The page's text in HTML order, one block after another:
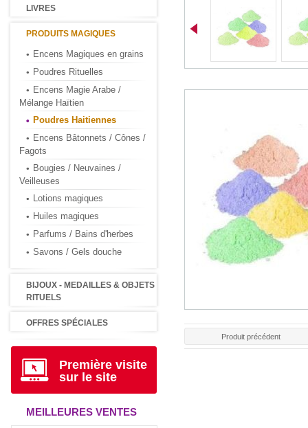
LIVRES
PRODUITS MAGIQUES
Encens Magiques en grains
Poudres Rituelles
Encens Magie Arabe /
Mélange Haïtien
Poudres Haitiennes
Encens Bâtonnets / Cônes /
Fagots
Bougies / Neuvaines /
Veilleuses
Lotions magiques
Huiles magiques
Parfums / Bains d'herbes
Savons / Gels douche
BIJOUX - MEDAILLES & OBJETS
RITUELS
OFFRES SPÉCIALES
Première visite
sur le site
MEILLEURES VENTES
Produit précédent